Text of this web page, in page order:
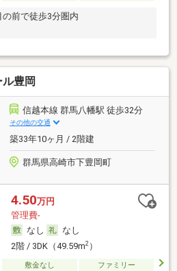
前で徒歩3分圏内
豊岡
信越本線 群馬八幡駅 徒歩32分
その他の交通
築33年10ヶ月 / 2階建
群馬県高崎市下豊岡町
4.50万円
管理費-
なし
なし
2階 / 3DK（49.59m2）
敷金なし
ファミリー